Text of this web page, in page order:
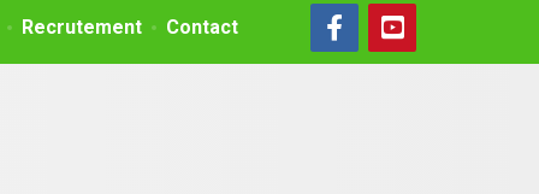
Recrutement Contact